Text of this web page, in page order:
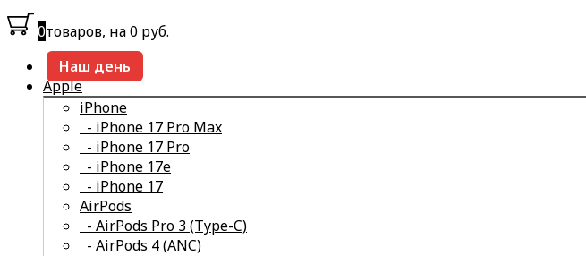
0товаров, на 0 руб.
Наш день
Apple
iPhone
- iPhone 17 Pro Max
- iPhone 17 Pro
- iPhone 17e
- iPhone 17
AirPods
- AirPods Pro 3 (Type-C)
- AirPods 4 (ANC)